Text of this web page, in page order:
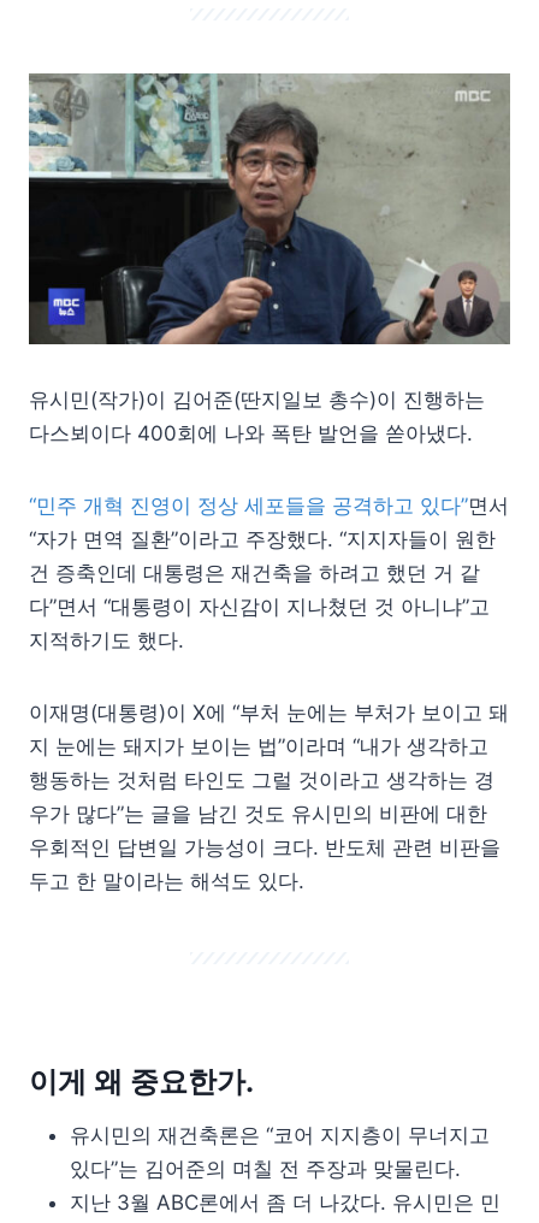
유시민(작가)이 김어준(딴지일보 총수)이 진행하는
다스뵈이다 400회에 나와 폭탄 발언을 쏟아냈다.
“민주 개혁 진영이 정상 세포들을 공격하고 있다”면서
“자가 면역 질환”이라고 주장했다. “지지자들이 원한
건 증축인데 대통령은 재건축을 하려고 했던 거 같
다”면서 “대통령이 자신감이 지나쳤던 것 아니냐”고
지적하기도 했다.
이재명(대통령)이 X에 “부처 눈에는 부처가 보이고 돼
지 눈에는 돼지가 보이는 법”이라며 “내가 생각하고
행동하는 것처럼 타인도 그럴 것이라고 생각하는 경
우가 많다”는 글을 남긴 것도 유시민의 비판에 대한
우회적인 답변일 가능성이 크다. 반도체 관련 비판을
두고 한 말이라는 해석도 있다.
이게 왜 중요한가.
유시민의 재건축론은 “코어 지지층이 무너지고
있다”는 김어준의 며칠 전 주장과 맞물린다.
지난 3월 ABC론에서 좀 더 나갔다. 유시민은 민